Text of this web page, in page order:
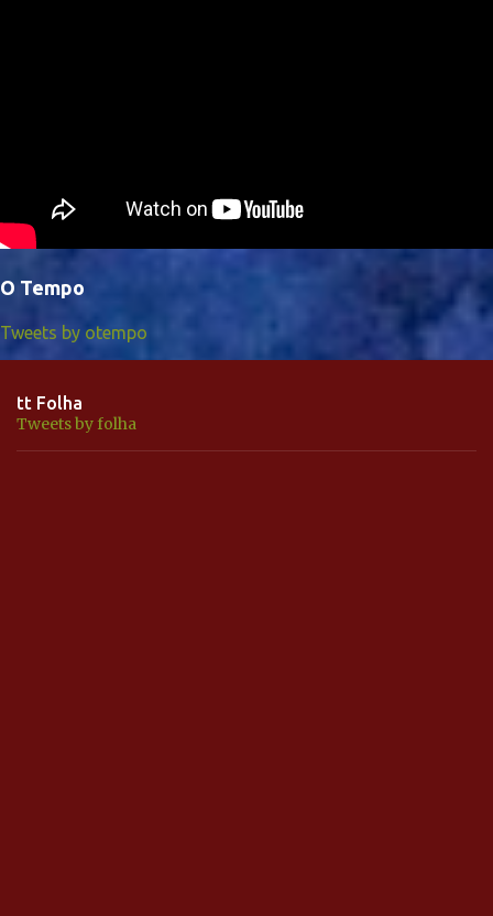
O Tempo
Tweets by otempo
tt Folha
Tweets by folha